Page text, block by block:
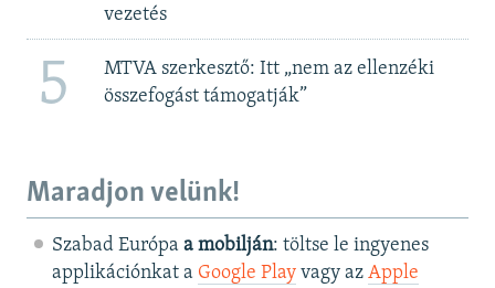
vezetés
5
MTVA szerkesztő: Itt „nem az ellenzéki
összefogást támogatják”
Maradjon velünk!
Szabad Európa a mobilján: töltse le ingyenes
applikációnkat a Google Playvagy az Apple